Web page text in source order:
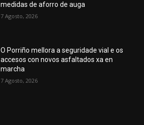
medidas de aforro de auga
7 Agosto, 2026
O Porriño mellora a seguridade vial e os
accesos con novos asfaltados xa en
marcha
7 Agosto, 2026